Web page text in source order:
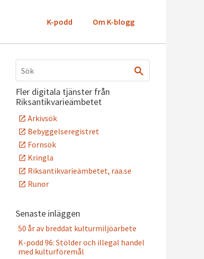
K-podd Om K-blogg
Fler digitala tjänster från
Riksantikvarieämbetet
Arkivsök
Bebyggelseregistret
Fornsök
Kringla
Riksantikvarieämbetet, raa.se
Runor
Senaste inläggen
50 år av breddat kulturmiljöarbete
K-podd 96: Stölder och illegal handel
med kulturföremål